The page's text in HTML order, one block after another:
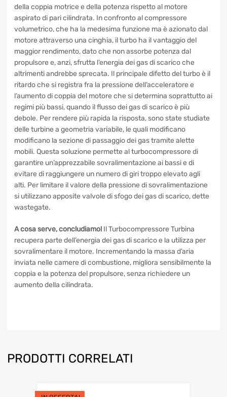
pressione. La maggior quantità d’aria che raggiungere i
cilindri, abbinata a un proporzionale incremento del
combustibile iniettato, garantisce un aumento della coppia
motrice e della potenza rispetto al motore aspirato di pari
cilindrata. In confronto al compressore volumetrico, che ha
la medesima funzione ma è azionato dal motore attraverso
una cinghia, il turbo ha il vantaggio del maggior rendimento,
dato che non assorbe potenza dal propulsore e, anzi,
sfrutta l’energia dei gas di scarico che altrimenti andrebbe
sprecata. Il principale difetto del turbo è il ritardo che si
registra fra la pressione dell’acceleratore e l’aumento di
coppia del motore che si determina soprattutto ai regimi più
bassi, quando il flusso dei gas di scarico è più debole. Per
rendere più rapida la risposta, sono state studiate delle
turbine a geometria variabile, le quali modificano
modificano la sezione di passaggio dei gas tramite alette
mobili. Questa soluzione permette al turbocompressore di
garantire un’apprezzabile sovralimentazione ai bassi e di
evitare di raggiungere un numero di giri troppo elevato agli
sovralimentazione si utilizzano apposite valvole di sfogo dei
gas di scarico, dette wastegate.
A cosa serve, concludiamo!Il Turbocompressore Turbina
recupera parte dell’energia dei gas di scarico e la utilizza
per sovralimentare il motore. Incrementando la massa
PRODOTTI CORRELATI